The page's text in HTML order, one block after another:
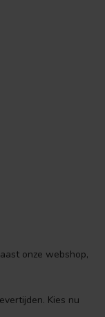
onze webshop,
Kies nu